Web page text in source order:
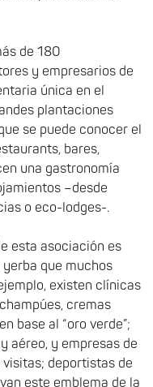
de 180
y empresarios de
única en el
plantaciones
se puede conocer el
bares,
una gastronomía
–desde
o eco-lodges-.
esta asociación es
que muchos
existen clínicas
cremas
base al “oro verde”;
aéreo, y empresas de
deportistas de
este emblema de la